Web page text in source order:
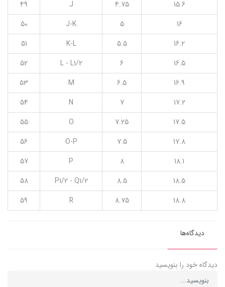
15.6
4.75
J
49
16
5
J-K
50
16.2
5.5
K-L
51
16.5
6
L - L1/2
52
16.9
6.5
M
53
17.2
7
N
54
17.5
7.25
O
55
17.8
7.5
O-P
56
18.1
8
P
57
18.5
8.5
P1/2 - Q1/2
58
18.8
8.75
R
59
دیدگاه‌ها
دیدگاه خود را بنویسید